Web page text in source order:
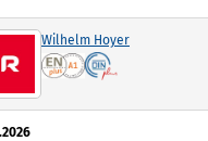
Wilhelm Hoyer